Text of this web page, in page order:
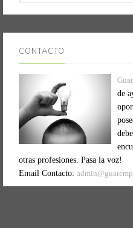
CONTACTO
de
otras profesiones. Pasa la voz!
Email Contacto: